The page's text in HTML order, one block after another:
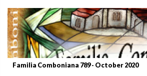
Familia Comboniana 789 - October 2020